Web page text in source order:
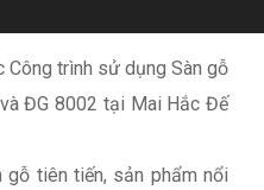
Công trình sử dụng Sàn gỗ
ĐG 8002 tại Mai Hắc Đế
tiên tiến, sản phẩm nổi